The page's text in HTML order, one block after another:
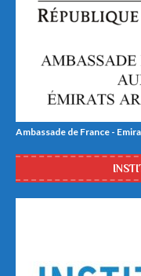
Ambassade de France -